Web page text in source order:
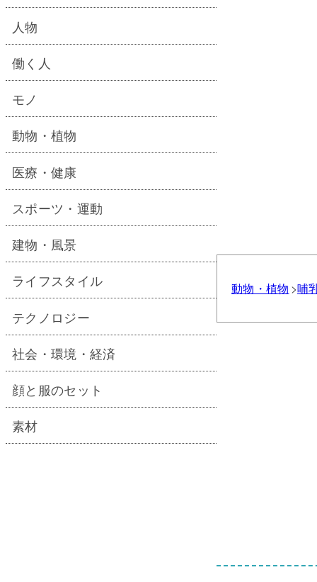
動物・植物 哺
人物
働く人
モノ
動物・植物
医療・健康
スポーツ・運動
建物・風景
ライフスタイル
テクノロジー
社会・環境・経済
顔と服のセット
素材